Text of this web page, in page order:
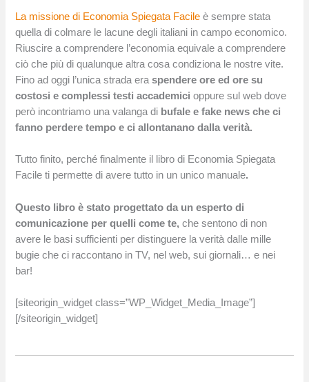
La missione di Economia Spiegata Facile è sempre stata
quella di colmare le lacune degli italiani in campo economico.
Riuscire a comprendere l’economia equivale a comprendere
ciò che più di qualunque altra cosa condiziona le nostre vite.
Fino ad oggi l’unica strada eraspendere ore ed ore su
costosi e complessi testi accademici oppure sul web dove
però incontriamo una valanga di bufale e fake news che ci
fanno perdere tempo e ci allontanano dalla verità.
Tutto finito, perché finalmente il libro di Economia Spiegata
Facile ti permette di avere tutto in un unico manuale.
Questo libro è stato progettato da un esperto di
comunicazione per quelli come te, che sentono di non
avere le basi sufficienti per distinguere la verità dalle mille
bugie che ci raccontano in TV, nel web, sui giornali… e nei
bar!
[siteorigin_widget class=”WP_Widget_Media_Image”]
[/siteorigin_widget]